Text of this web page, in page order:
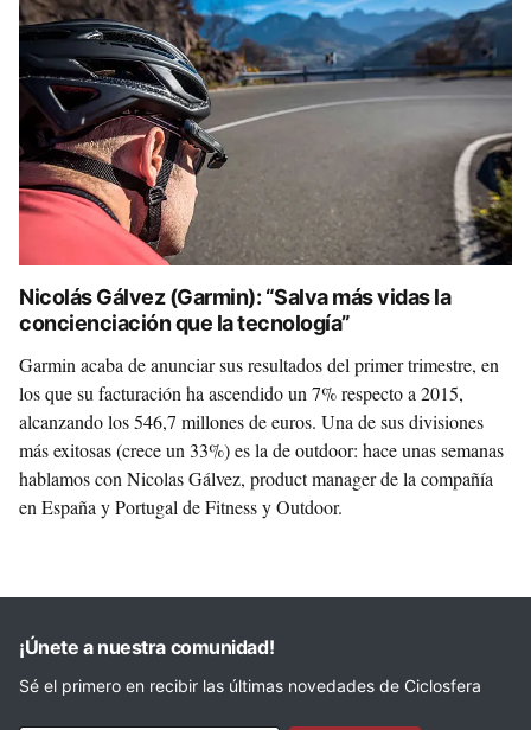
Nicolás Gálvez (Garmin): “Salva más vidas la
concienciación que la tecnología”
Garmin acaba de anunciar sus resultados del primer trimestre, en
los que su facturación ha ascendido un 7% respecto a 2015,
alcanzando los 546,7 millones de euros. Una de sus divisiones
más exitosas (crece un 33%) es la de outdoor: hace unas semanas
hablamos con Nicolas Gálvez, product manager de la compañía
en España y Portugal de Fitness y Outdoor.
¡Únete a nuestra comunidad!
Sé el primero en recibir las últimas novedades de Ciclosfera